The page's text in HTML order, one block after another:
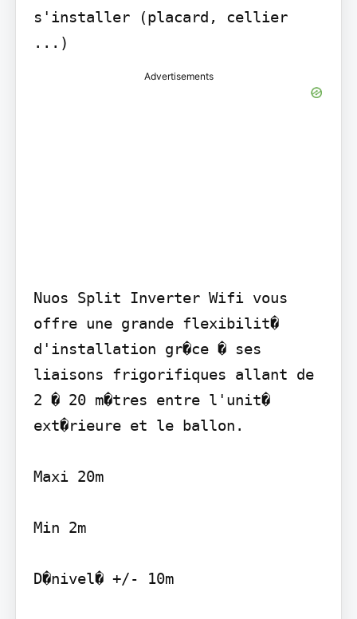
s'installer (placard, cellier
...)
Advertisements
Nuos Split Inverter Wifi vous
offre une grande flexibilit�
d'installation gr�ce � ses
liaisons frigorifiques allant de
2 � 20 m�tres entre l'unit�
ext�rieure et le ballon.
Maxi 20m
Min 2m
D�nivel� +/- 10m